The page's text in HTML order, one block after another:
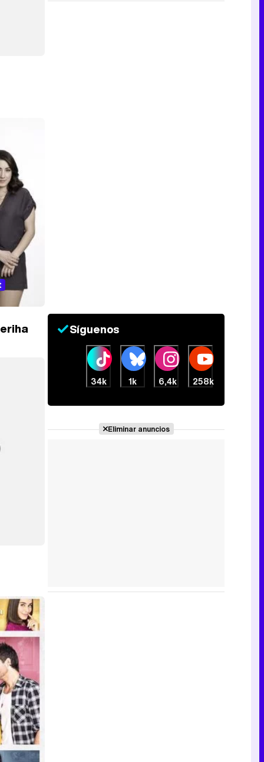
Síguenos
34k 1k 6,4k 258k
Eliminar anuncios